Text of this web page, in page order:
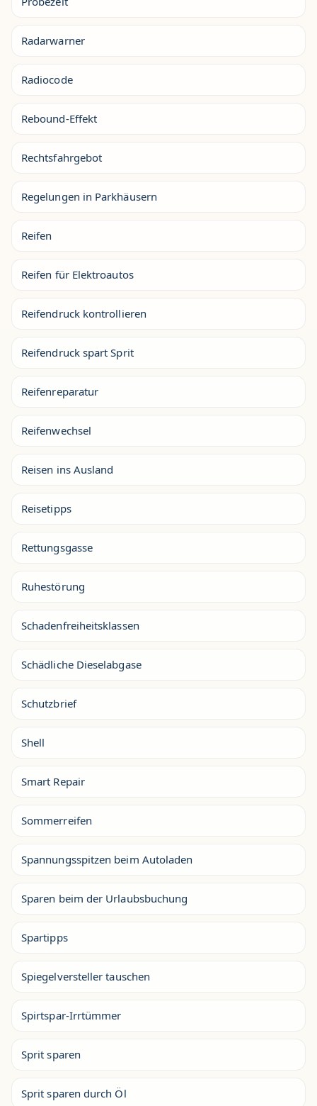
Radarwarner
Radiocode
Rebound-Effekt
Rechtsfahrgebot
Regelungen in Parkhäusern
Reifen
Reifen für Elektroautos
Reifendruck kontrollieren
Reifendruck spart Sprit
Reifenreparatur
Reifenwechsel
Reisen ins Ausland
Reisetipps
Rettungsgasse
Ruhestörung
Schadenfreiheitsklassen
Schädliche Dieselabgase
Schutzbrief
Shell
Smart Repair
Sommerreifen
Spannungsspitzen beim Autoladen
Sparen beim der Urlaubsbuchung
Spartipps
Spiegelversteller tauschen
Spirtspar-Irrtümmer
Sprit sparen
Sprit sparen durch Öl